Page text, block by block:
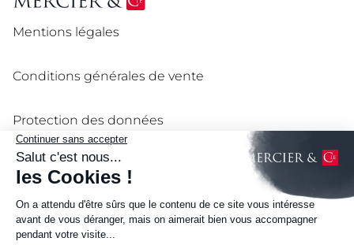
Mentions légales
Conditions générales de vente
Protection des données